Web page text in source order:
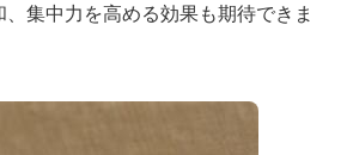
集中力を高める効果も期待できま